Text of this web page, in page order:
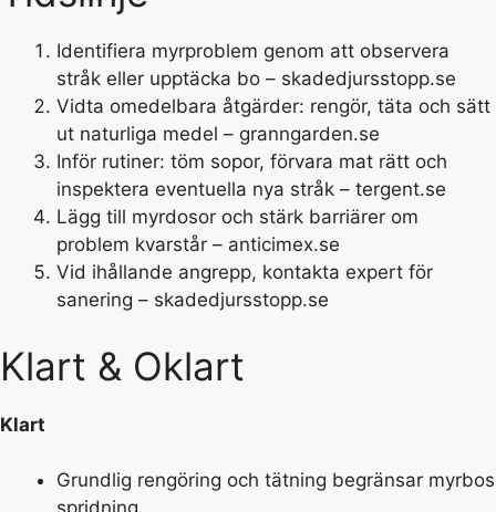
Identifiera myrproblem genom att observera
stråk eller upptäcka bo – skadedjursstopp.se
Vidta omedelbara åtgärder: rengör, täta och sätt
ut naturliga medel – granngarden.se
Inför rutiner: töm sopor, förvara mat rätt och
inspektera eventuella nya stråk – tergent.se
Lägg till myrdosor och stärk barriärer om
problem kvarstår – anticimex.se
Vid ihållande angrepp, kontakta expert för
sanering – skadedjursstopp.se
Klart & Oklart
Klart
Grundlig rengöring och tätning begränsar myrbos